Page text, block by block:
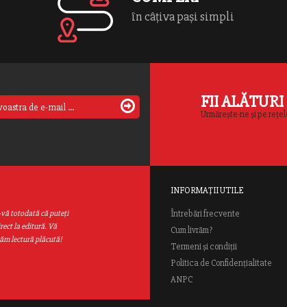
în câțiva pași simpli
FII ALĂTURI
Urmărește-ne și pe
totodată că puteţi
la editură. Vă
lectură plăcută!
INFORMAȚII UTILE
Întrebări frecvente
Cum livrăm?
Termeni și condiții
Politica de Confidențialitate
ANPC